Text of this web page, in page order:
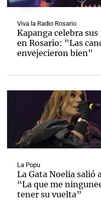
Viva la Radio Rosario
Kapanga celebra sus
en Rosario: "Las
envejecieron bien"
La Popu
La Gata Noelia salió
“La que me
tener su vuelta”
Notas